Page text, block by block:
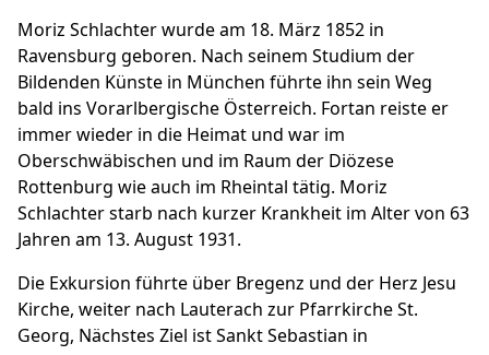
Moriz Schlachter wurde am 18. März 1852 in
Ravensburg geboren. Nach seinem Studium der
Bildenden Künste in München führte ihn sein Weg
bald ins Vorarlbergische Österreich. Fortan reiste er
immer wieder in die Heimat und war im
Oberschwäbischen und im Raum der Diözese
Rottenburg wie auch im Rheintal tätig. Moriz
Schlachter starb nach kurzer Krankheit im Alter von 63
Jahren am 13. August 1931.
Die Exkursion führte über Bregenz und der Herz Jesu
Kirche, weiter nach Lauterach zur Pfarrkirche St.
Georg, Nächstes Ziel ist Sankt Sebastian in